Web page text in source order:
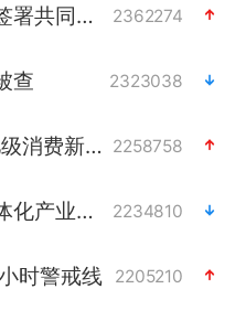
沙特土耳其巴基斯坦签署共同防务协议 2362274
查 2323038
“电影+”如何激发千亿级消费新活力？ 2258758
全球首个长时储能一体化产业园量产 2234810
时警戒线 2205210